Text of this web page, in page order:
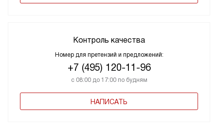
Контроль качества
Номер для претензий и предложений:
+7 (495) 120-11-96
с 08:00 до 17:00 по будням
НАПИСАТЬ